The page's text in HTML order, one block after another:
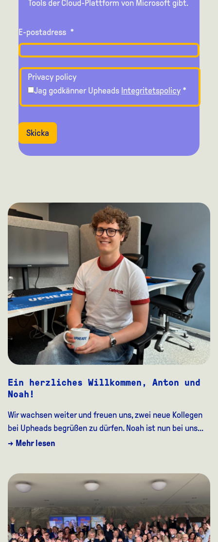
Tools der Cloud-Plattform von Microsoft gibt.
E-postadress *
Privacy policy
Jag godkänner Upheads Integritetspolicy *
Skicka
Ein herzliches Willkommen, Anton und
Noah!
Wir wachsen weiter und freuen uns, zwei neue Kollegen
bei Upheads begrüßen zu dürfen. Noah ist nun bei uns...
→ Mehr lesen